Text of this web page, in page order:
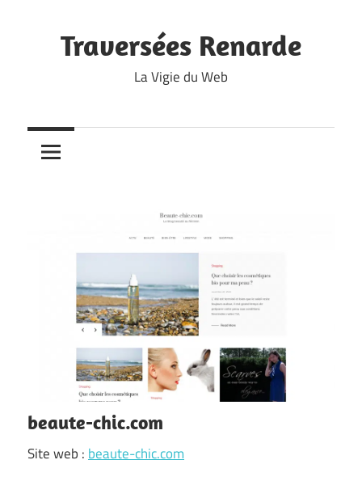
contentTraversées Renarde
La Vigie du Web
beaute-chic.com
Site web : beaute-chic.com